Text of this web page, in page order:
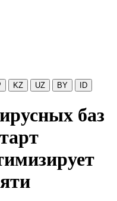
KZ UZ BY ID
баз